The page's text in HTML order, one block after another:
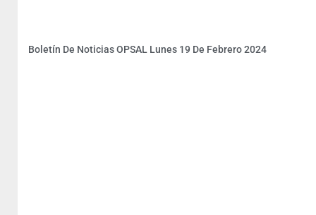
Boletín De Noticias OPSAL Lunes 19 De Febrero 2024